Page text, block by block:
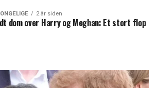
2 år siden
dom over Harry og Meghan: Et stort flop